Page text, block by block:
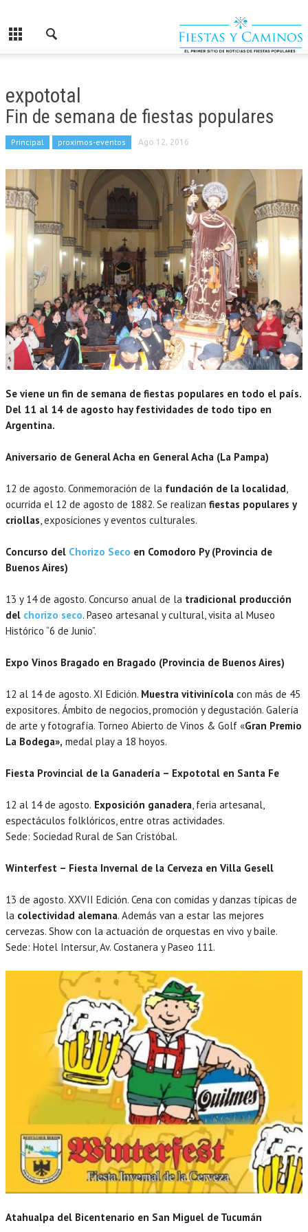
expototal
Fin de semana de fiestas populares
Principal proximos-eventos Ago 12, 2016
Se viene un fin de semana de fiestas populares en todo el país.
Del 11 al 14 de agosto hay festividades de todo tipo en
Argentina.
Aniversario de General Acha en General Acha (La Pampa)
12 de agosto. Conmemoración de la fundación de la localidad,
ocurrida el 12 de agosto de 1882. Se realizan fiestas populares y
criollas, exposiciones y eventos culturales.
Concurso del Chorizo Seco en Comodoro Py (Provincia de
Buenos Aires)
13 y 14 de agosto. Concurso anual de la tradicional producción
del chorizo seco. Paseo artesanal y cultural, visita al Museo
Histórico “6 de Junio”.
Expo Vinos Bragado en Bragado (Provincia de Buenos Aires)
12 al 14 de agosto. XI Edición. Muestra vitivinícola con más de 45
expositores. Ámbito de negocios, promoción y degustación. Galería
de arte y fotografía. Torneo Abierto de Vinos & Golf «Gran Premio
La Bodega», medal play a 18 hoyos.
Fiesta Provincial de la Ganadería – Expototal en Santa Fe
12 al 14 de agosto. Exposición ganadera, feria artesanal,
espectáculos folklóricos, entre otras actividades.
Sede: Sociedad Rural de San Cristóbal.
Winterfest – Fiesta Invernal de la Cerveza en Villa Gesell
13 de agosto. XXVII Edición. Cena con comidas y danzas típicas de
la colectividad alemana. Además van a estar las mejores
cervezas. Show con la actuación de orquestas en vivo y baile.
Sede: Hotel Intersur, Av. Costanera y Paseo 111.
Atahualpa del Bicentenario en San Miguel de Tucumán